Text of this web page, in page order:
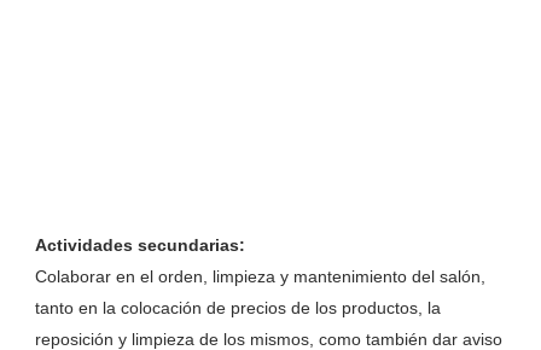
Actividades secundarias:
Colaborar en el orden, limpieza y mantenimiento del salón,
tanto en la colocación de precios de los productos, la
reposición y limpieza de los mismos, como también dar aviso